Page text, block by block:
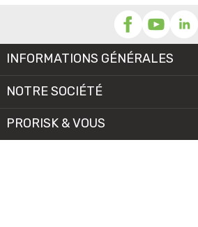
INFORMATIONS GÉNÉRALES
NOTRE SOCIÉTÉ
PRORISK & VOUS